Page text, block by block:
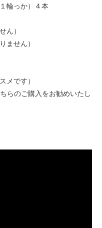
輪っか）４本
ん）
ません）
メです）
らのご購入をお勧めいたし